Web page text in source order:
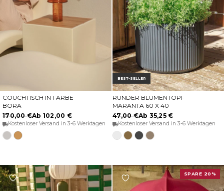
OPTIONEN WÄHLEN
COUCHTISCH IN FARBE
BORA
170,00 €Ab 102,00 €
Kostenloser Versand in 3-6 Werktagen
Marmor
Holz
BEST-SELLER
OPTIONEN WÄHLEN
RUNDER BLUMENTOPF
MARANTA 60 X 40
47,00 €Ab 35,25 €
Kostenloser Versand in 3-6 Werktagen
Weiss
Bronze
Anthrazit
Taupe
SPARE 20%